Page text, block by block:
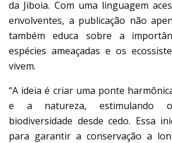
da Jiboia. Com uma linguagem
envolventes, a publicação não
também educa sobre a
espécies ameaçadas e os
vivem.
“A ideia é criar uma ponte
e a natureza, estimulando
biodiversidade desde cedo. Essa
para garantir a conservação a